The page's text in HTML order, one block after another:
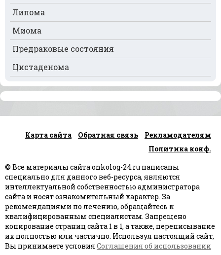
Рак почек
Рак селезёнки
Рак сердца
Рак спинного мозга
Рак шейки матки
Рак языка
Рак яичников
Плоскоклеточный рак
Липома
Миома
Предраковые состояния
Цистаденома
Карта сайта Обратная связь
Рекламодателям
Политика конф.
© Все материалы сайта onkolog-24.ru написаны
специально для данного веб-ресурса, являются
интеллектуальной собственностью администратора
сайта и носят ознакомительный характер. За
рекомендациями по лечению, обращайтесь к
квалифицированным специалистам. Запрещено
копирование страниц сайта 1 в 1, а также, переписывание
их полностью или частично. Используя настоящий сайт,
Вы принимаете условия Соглашения об использовании